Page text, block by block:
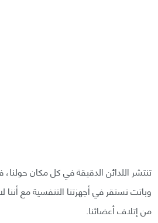
تنتشر اللدائن الدقيقة في كل مكان حولنا،
وباتت تستقر في أجهزتنا التنفسية مع أننا
من إتلاف أعضائنا.